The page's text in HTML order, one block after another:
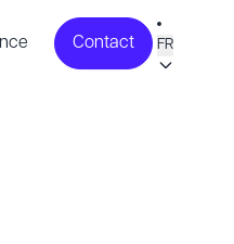
Contact FR